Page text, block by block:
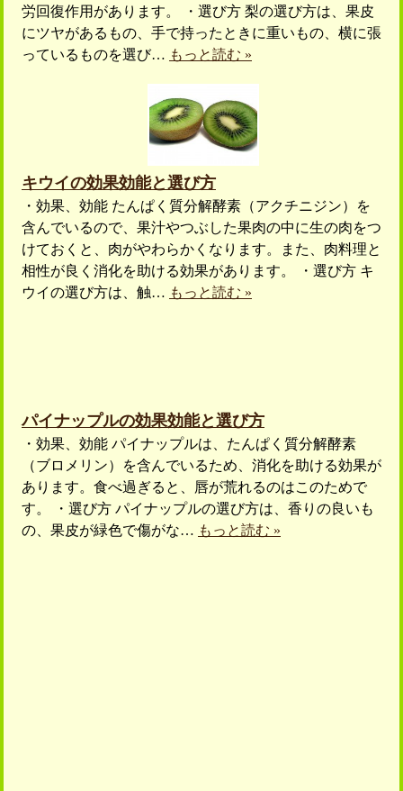
労回復作用があります。 ・選び方 梨の選び方は、果皮
にツヤがあるもの、手で持ったときに重いもの、横に張
っているものを選び… もっと読む »
キウイの効果効能と選び方
・効果、効能 たんぱく質分解酵素（アクチニジン）を
含んでいるので、果汁やつぶした果肉の中に生の肉をつ
けておくと、肉がやわらかくなります。また、肉料理と
相性が良く消化を助ける効果があります。 ・選び方 キ
ウイの選び方は、触… もっと読む »
パイナップルの効果効能と選び方
・効果、効能 パイナップルは、たんぱく質分解酵素
（ブロメリン）を含んでいるため、消化を助ける効果が
あります。食べ過ぎると、唇が荒れるのはこのためで
す。 ・選び方 パイナップルの選び方は、香りの良いも
の、果皮が緑色で傷がな… もっと読む »